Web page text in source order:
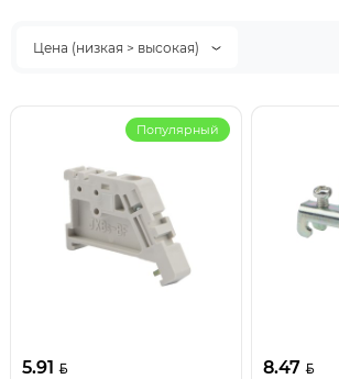
Цена (низкая > высокая)
Популярный
5.91 8.47